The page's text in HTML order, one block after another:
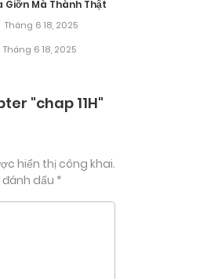
Giỡn Mà Thành Thật
Tháng 6 18, 2025
Tháng 6 18, 2025
"chap 11H"
hiển thị công khai.
dấu *